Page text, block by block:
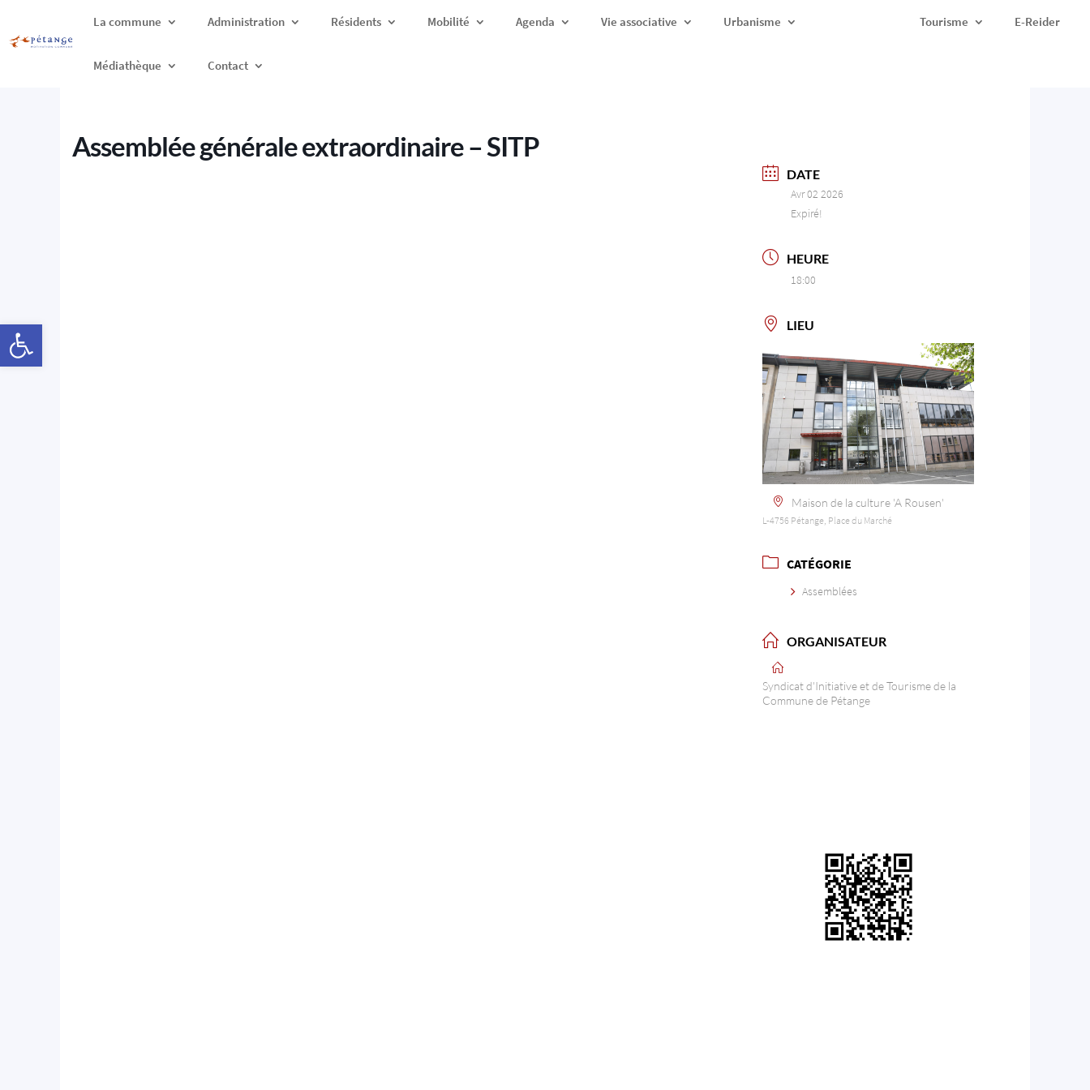
La commune Administration Résidents Mobilité Agenda Vie associative Urbanisme Tourisme E-Reider
Médiathèque Contact
Assemblée générale extraordinaire – SITP
DATE
Avr 02 2026
Expiré!
HEURE
18:00
LIEU
Maison de la culture 'A Rousen'
L-4756 Pétange, Place du Marché
CATÉGORIE
Assemblées
ORGANISATEUR
Syndicat d'Initiative et de Tourisme de la
Commune de Pétange
Ouvrir la barre d’outils